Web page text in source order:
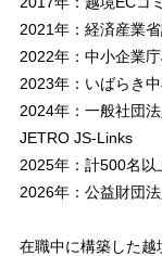
2021年：経済産業
2022年：中小企業
2023年：いばらき
2024年：一般社団
JETRO JS-Links
2025年：計500名以
2026年：公益財団
在職中に構築した